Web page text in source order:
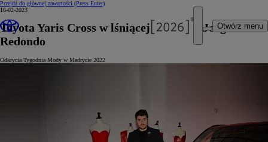
Przejdź do głównej zawartości (Press Enter)
Otwórz menu
16-02-2023
Toyota Yaris Cross w lśniącej stylizacji Jorge
Redondo
Odkrycia Tygodnia Mody w Madrycie 2022